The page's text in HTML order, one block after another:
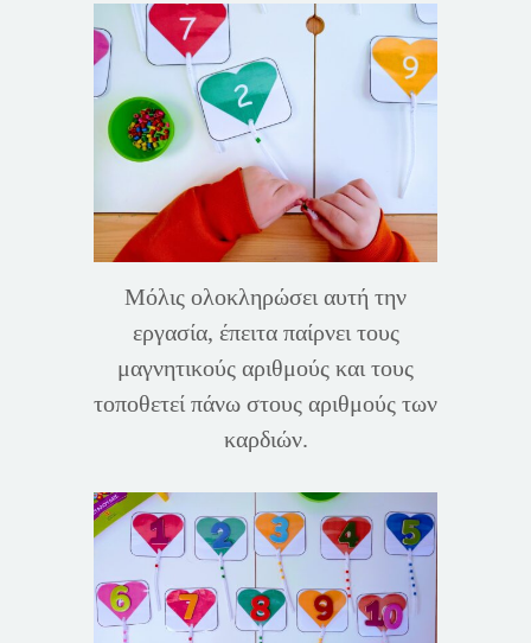
Μόλις ολοκληρώσει αυτή την
εργασία, έπειτα παίρνει τους
μαγνητικούς αριθμούς και τους
τοποθετεί πάνω στους αριθμούς των
καρδιών.